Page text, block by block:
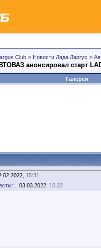
Club > Новости Лада Ларгус >
анонсировал старт
Галерея
15:31
03.03.2022, 10:22